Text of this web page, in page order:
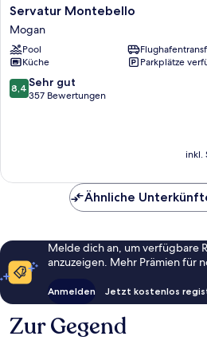
Servatur
Montebello
Mogan
Servatur Montebello
Mogan
Pool
Küche
Parkplätze
8.4
von
8,4 Sehr gut
357 Bewertungen
inkl.
Ähnliche
Melde dich an, um verfügbare
anzuzeigen. Mehr Prämien für
Anmelden Jetzt kostenlos
Zur Gegend